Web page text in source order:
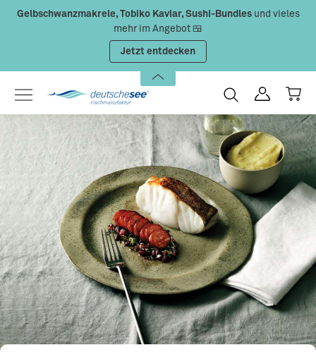
Zum Hauptinhalt springen
Gelbschwanzmakrele, Tobiko Kaviar, Sushi-Bundlesund vieles
mehr im Angebot 🍱
Jetzt entdecken